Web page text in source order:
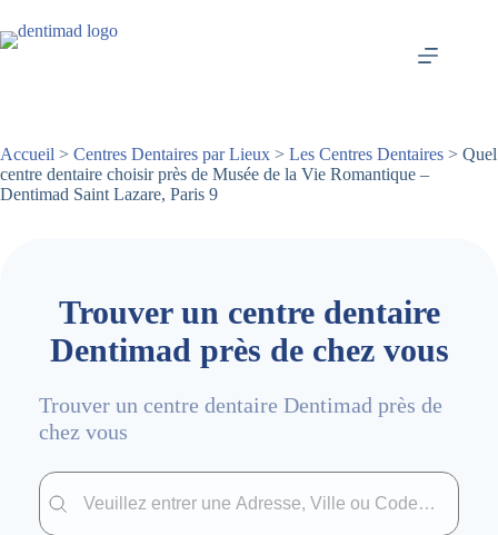
au
contenu
Accueil > Centres Dentaires par Lieux > Les Centres Dentaires > Quel
centre dentaire choisir près de Musée de la Vie Romantique –
Dentimad Saint Lazare, Paris 9
Trouver un centre dentaire
Dentimad près de chez vous
Trouver un centre dentaire Dentimad près de
chez vous
Trouver un centre dentaire Dentimad près de
Trouver un centre dentaire Dentimad près de chez vous